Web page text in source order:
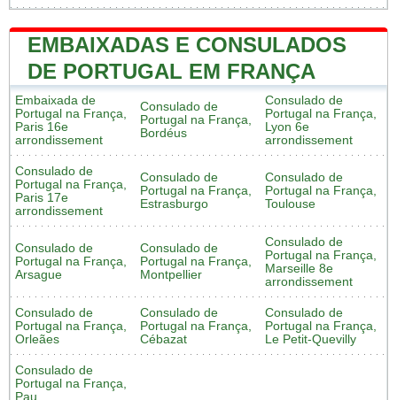
EMBAIXADAS E CONSULADOS
DE PORTUGAL EM FRANÇA
Embaixada de
Portugal na França,
Paris 16e
arrondissement
Consulado de
Portugal na França,
Bordéus
Consulado de
Portugal na França,
Lyon 6e
arrondissement
Consulado de
Portugal na França,
Paris 17e
arrondissement
Consulado de
Portugal na França,
Estrasburgo
Consulado de
Portugal na França,
Toulouse
Consulado de
Portugal na França,
Arsague
Consulado de
Portugal na França,
Montpellier
Consulado de
Portugal na França,
Marseille 8e
arrondissement
Consulado de
Portugal na França,
Orleães
Consulado de
Portugal na França,
Cébazat
Consulado de
Portugal na França,
Le Petit-Quevilly
Consulado de
Portugal na França,
Pau